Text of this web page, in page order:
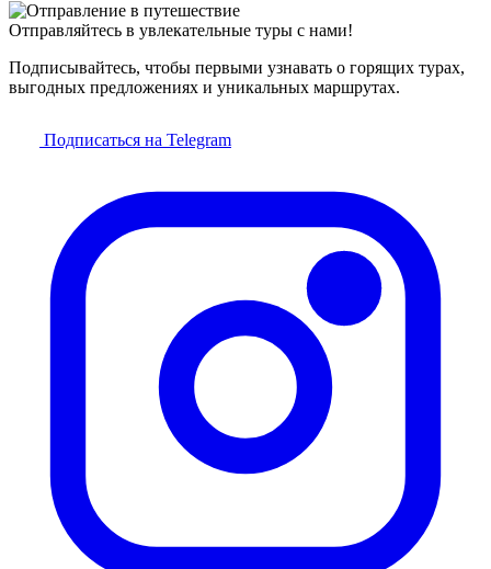
Отправляйтесь в увлекательные туры с нами!
Подписывайтесь, чтобы первыми узнавать о горящих турах,
выгодных предложениях и уникальных маршрутах.
Подписаться на Telegram